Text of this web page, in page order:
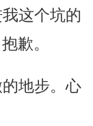
这个坑的
歉。
地步。心